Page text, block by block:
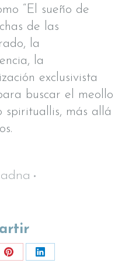
“El sueño de
de las
la
la
exclusivista
buscar el meollo
spirituallis, más allá
Share
Share